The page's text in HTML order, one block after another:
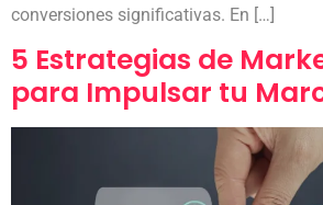
conversiones significativas. En […]
5 Estrategias de
para Impulsar tu